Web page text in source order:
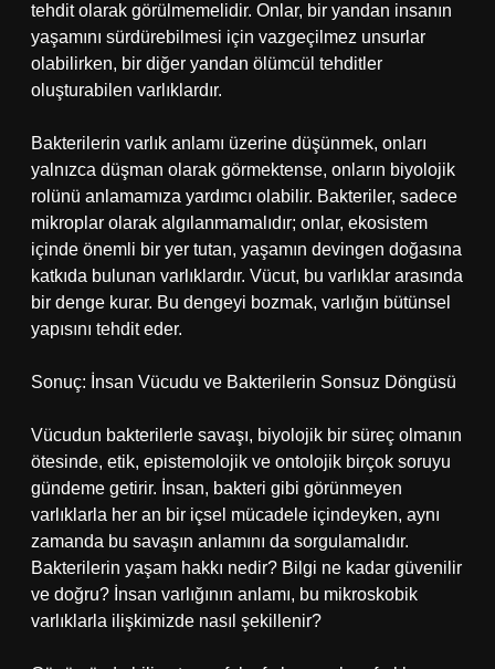
tehdit olarak görülmemelidir. Onlar, bir yandan insanın
yaşamını sürdürebilmesi için vazgeçilmez unsurlar
olabilirken, bir diğer yandan ölümcül tehditler
oluşturabilen varlıklardır.
Bakterilerin varlık anlamı üzerine düşünmek, onları
yalnızca düşman olarak görmektense, onların biyolojik
rolünü anlamamıza yardımcı olabilir. Bakteriler, sadece
mikroplar olarak algılanmamalıdır; onlar, ekosistem
içinde önemli bir yer tutan, yaşamın devingen doğasına
katkıda bulunan varlıklardır. Vücut, bu varlıklar arasında
bir denge kurar. Bu dengeyi bozmak, varlığın bütünsel
yapısını tehdit eder.
Sonuç: İnsan Vücudu ve Bakterilerin Sonsuz Döngüsü
Vücudun bakterilerle savaşı, biyolojik bir süreç olmanın
ötesinde, etik, epistemolojik ve ontolojik birçok soruyu
gündeme getirir. İnsan, bakteri gibi görünmeyen
varlıklarla her an bir içsel mücadele içindeyken, aynı
zamanda bu savaşın anlamını da sorgulamalıdır.
Bakterilerin yaşam hakkı nedir? Bilgi ne kadar güvenilir
ve doğru? İnsan varlığının anlamı, bu mikroskobik
varlıklarla ilişkimizde nasıl şekillenir?